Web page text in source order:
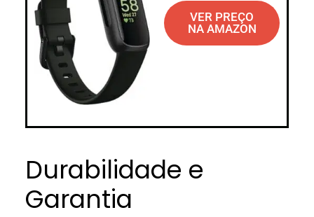
VER PREÇO
NA AMAZON
Durabilidade e
Garantia